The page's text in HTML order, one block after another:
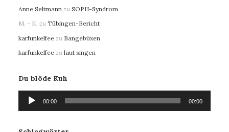
Anne Seltmann zu SOPH-Syndrom
M. - K. zu Tübingen-Bericht
karfunkelfee zu Bangebüxen
karfunkelfee zu laut singen
Du blöde Kuh
Audio-
Player
00:00 00:00